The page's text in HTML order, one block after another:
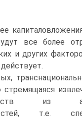
все более
и других
стремящаяся
из
т.е.